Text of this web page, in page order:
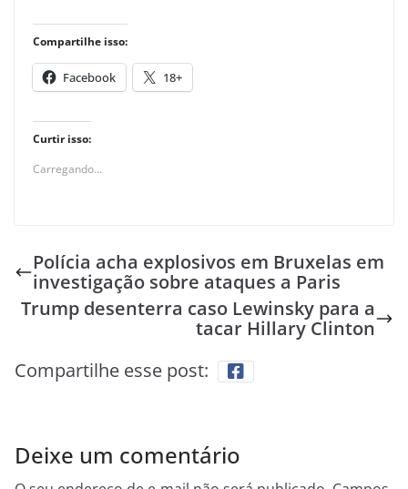
Compartilhe isso:
Facebook 18+
Curtir isso:
Carregando...
Polícia acha explosivos em Bruxelas em
investigação sobre ataques a Paris
Trump desenterra caso Lewinsky para a
tacar Hillary Clinton
Compartilhe esse post:
Deixe um comentário